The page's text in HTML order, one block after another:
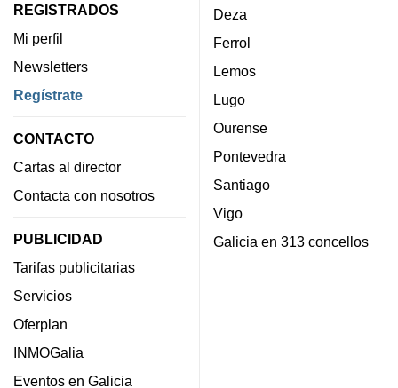
REGISTRADOS
Mi perfil
Newsletters
Regístrate
CONTACTO
Cartas al director
Contacta con nosotros
PUBLICIDAD
Tarifas publicitarias
Servicios
Oferplan
INMOGalia
Eventos en Galicia
Deza
Ferrol
Lemos
Lugo
Ourense
Pontevedra
Santiago
Vigo
Galicia en 313 concellos